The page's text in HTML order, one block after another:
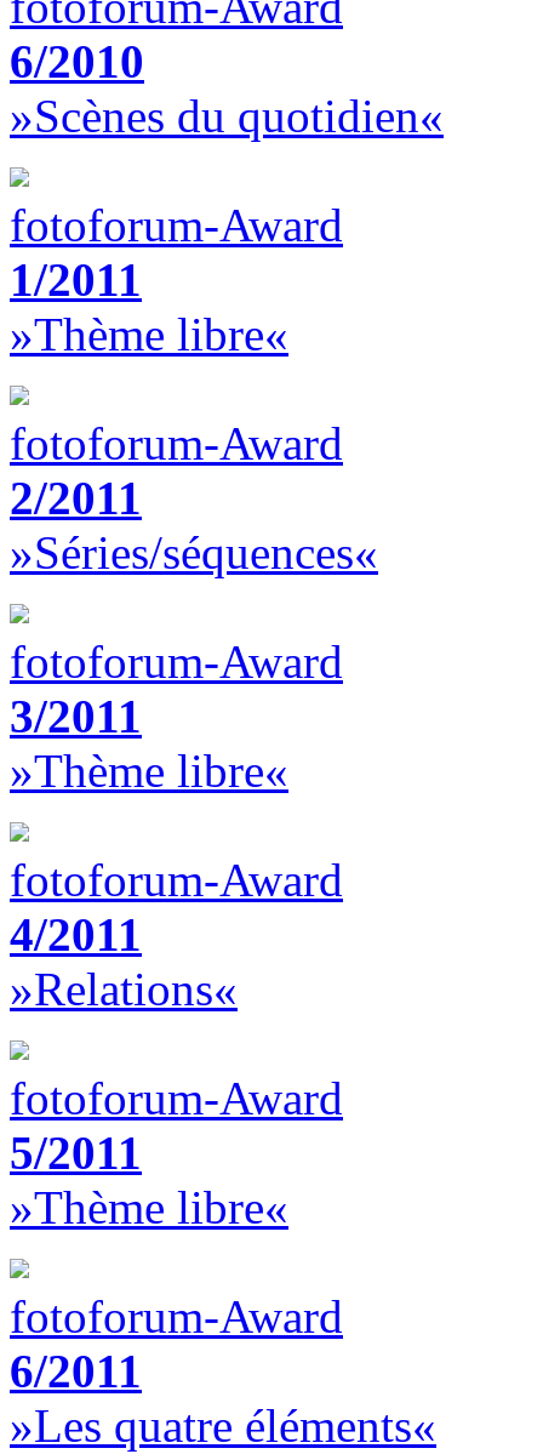
6/2010
»Scènes du quotidien«
fotoforum-Award
1/2011
»Thème libre«
fotoforum-Award
2/2011
»Séries/séquences«
fotoforum-Award
3/2011
»Thème libre«
fotoforum-Award
4/2011
»Relations«
fotoforum-Award
5/2011
»Thème libre«
fotoforum-Award
6/2011
»Les quatre éléments«